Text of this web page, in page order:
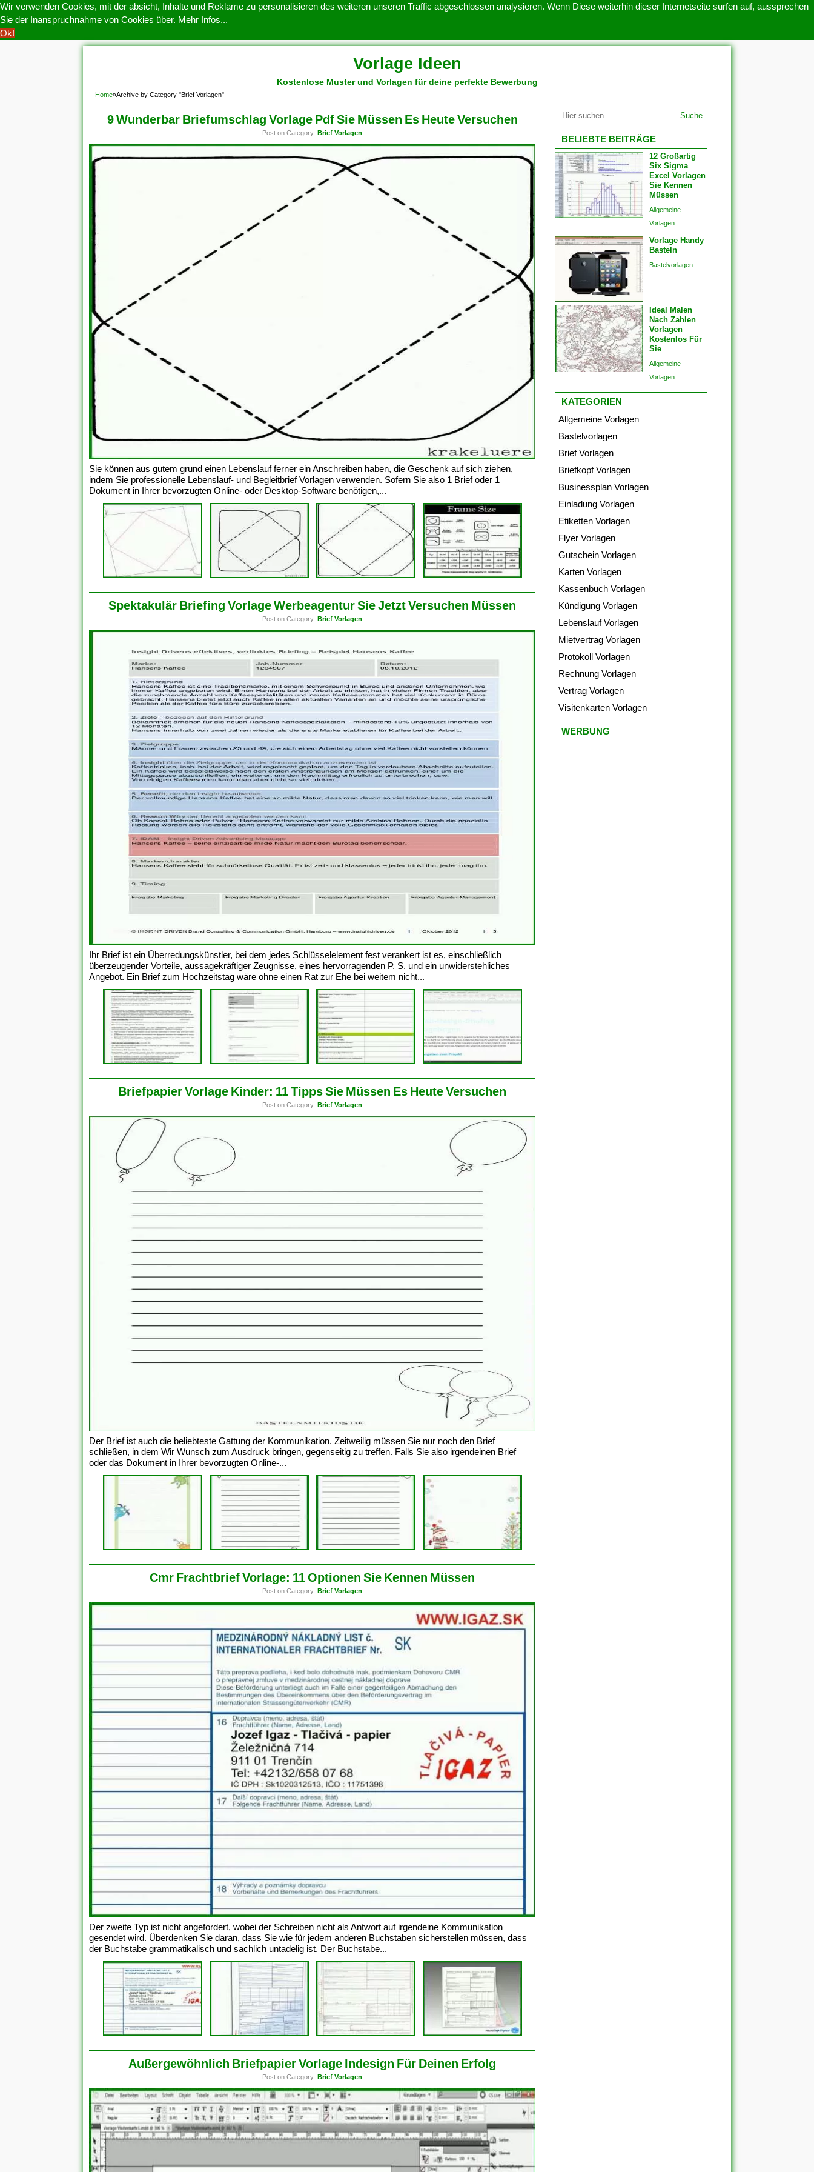
Wir verwenden Cookies, mit der absicht, Inhalte und Reklame zu personalisieren des weiteren unseren Traffic abgeschlossen analysieren. Wenn Diese weiterhin dieser Internetseite surfen auf, aussprechen
Sie der Inanspruchnahme von Cookies über. Mehr Infos...
Ok!
Vorlage Ideen
DATENSCHUTZERKLARUNG KONTAKT NUTZUNGSBEDINGUNGEN
Kostenlose Muster und Vorlagen für deine perfekte Bewerbung
Home»Archive by Category "Brief Vorlagen"
9 Wunderbar Briefumschlag Vorlage Pdf Sie Müssen Es Heute Versuchen
Post on Category: Brief Vorlagen
Sie können aus gutem grund einen Lebenslauf ferner ein Anschreiben haben, die Geschenk auf sich ziehen,
indem Sie professionelle Lebenslauf- und Begleitbrief Vorlagen verwenden. Sofern Sie also 1 Brief oder 1
Dokument in Ihrer bevorzugten Online- oder Desktop-Software benötigen,...
Spektakulär Briefing Vorlage Werbeagentur Sie Jetzt Versuchen Müssen
Post on Category: Brief Vorlagen
Ihr Brief ist ein Überredungskünstler, bei dem jedes Schlüsselelement fest verankert ist es, einschließlich
überzeugender Vorteile, aussagekräftiger Zeugnisse, eines hervorragenden P. S. und ein unwiderstehliches
Angebot. Ein Brief zum Hochzeitstag wäre ohne einen Rat zur Ehe bei weitem nicht...
Briefpapier Vorlage Kinder: 11 Tipps Sie Müssen Es Heute Versuchen
Post on Category: Brief Vorlagen
Der Brief ist auch die beliebteste Gattung der Kommunikation. Zeitweilig müssen Sie nur noch den Brief
schließen, in dem Wir Wunsch zum Ausdruck bringen, gegenseitig zu treffen. Falls Sie also irgendeinen Brief
oder das Dokument in Ihrer bevorzugten Online-...
Cmr Frachtbrief Vorlage: 11 Optionen Sie Kennen Müssen
Post on Category: Brief Vorlagen
Der zweite Typ ist nicht angefordert, wobei der Schreiben nicht als Antwort auf irgendeine Kommunikation
gesendet wird. Überdenken Sie daran, dass Sie wie für jedem anderen Buchstaben sicherstellen müssen, dass
der Buchstabe grammatikalisch und sachlich untadelig ist. Der Buchstabe...
Außergewöhnlich Briefpapier Vorlage Indesign Für Deinen Erfolg
Post on Category: Brief Vorlagen
Suche
BELIEBTE BEITRÄGE
12 Großartig
Six Sigma
Excel Vorlagen
Sie Kennen
Müssen
Allgemeine
Vorlagen
Vorlage Handy
Basteln
Bastelvorlagen
Ideal Malen
Nach Zahlen
Vorlagen
Kostenlos Für
Sie
Allgemeine
Vorlagen
KATEGORIEN
Allgemeine Vorlagen
Bastelvorlagen
Brief Vorlagen
Briefkopf Vorlagen
Businessplan Vorlagen
Einladung Vorlagen
Etiketten Vorlagen
Flyer Vorlagen
Gutschein Vorlagen
Karten Vorlagen
Kassenbuch Vorlagen
Kündigung Vorlagen
Lebenslauf Vorlagen
Mietvertrag Vorlagen
Protokoll Vorlagen
Rechnung Vorlagen
Vertrag Vorlagen
Visitenkarten Vorlagen
WERBUNG